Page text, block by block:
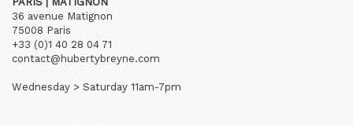
36 avenue Matignon
75008 Paris
+33 (0)1 40 28 04 71
contact@hubertybreyne.com
Wednesday > Saturday 11am-7pm